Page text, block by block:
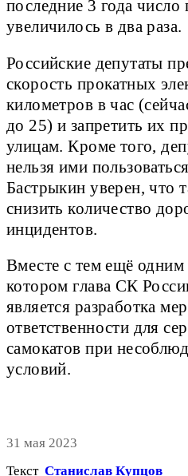
последние 3 года
увеличилось в два раза.
Российские депутаты
скорость прокатных
километров в час
до 25) и запретить их
улицам. Кроме того,
нельзя ими
Бастрыкин уверен, что
снизить количество
инцидентов.
Вместе с тем ещё
котором глава СК
является разработка
ответственности для
самокатов при
условий.
31 мая 2023
Текст Станислав Купцов